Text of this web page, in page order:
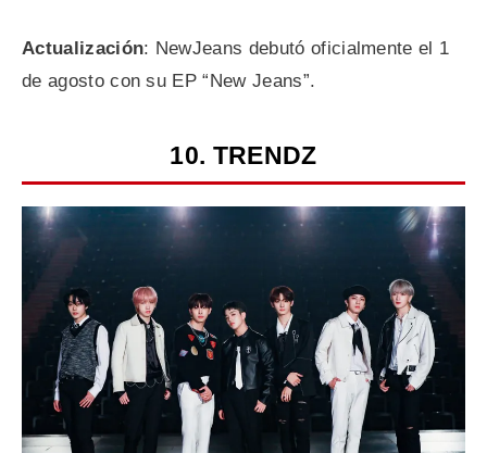
Actualización: NewJeans debutó oficialmente el 1
de agosto con su EP “New Jeans”.
10. TRENDZ